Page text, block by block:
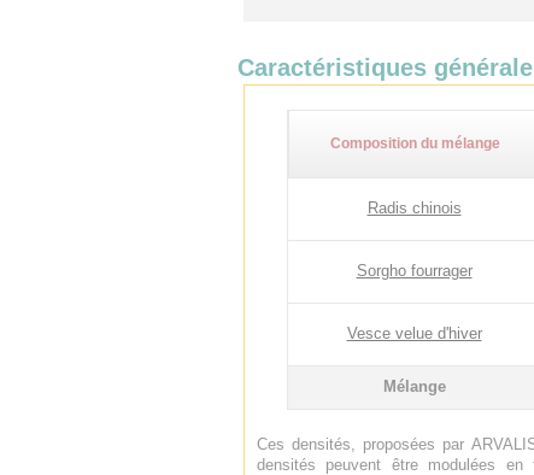
Caractéristiques
Composition du mélange
Radis chinois
Sorgho fourrager
Vesce velue d'hiver
Mélange
Ces densités, proposées par
densités peuvent être modulées